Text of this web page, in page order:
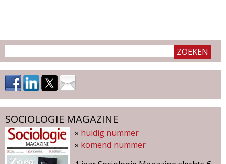
SOCIOLOGIE MAGAZINE
» huidig nummer
» komend nummer